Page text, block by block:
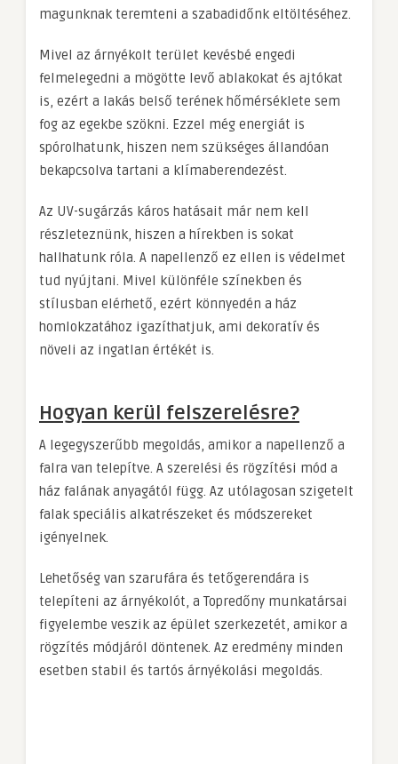
magunknak teremteni a szabadidőnk eltöltéséhez.
Mivel az árnyékolt terület kevésbé engedi
felmelegedni a mögötte levő ablakokat és ajtókat
is, ezért a lakás belső terének hőmérséklete sem
fog az egekbe szökni. Ezzel még energiát is
spórolhatunk, hiszen nem szükséges állandóan
bekapcsolva tartani a klímaberendezést.
Az UV-sugárzás káros hatásait már nem kell
részleteznünk, hiszen a hírekben is sokat
hallhatunk róla. A napellenző ez ellen is védelmet
tud nyújtani. Mivel különféle színekben és
stílusban elérhető, ezért könnyedén a ház
homlokzatához igazíthatjuk, ami dekoratív és
növeli az ingatlan értékét is.
Hogyan kerül felszerelésre?
A legegyszerűbb megoldás, amikor a napellenző a
falra van telepítve. A szerelési és rögzítési mód a
ház falának anyagától függ. Az utólagosan szigetelt
falak speciális alkatrészeket és módszereket
igényelnek.
Lehetőség van szarufára és tetőgerendára is
telepíteni az árnyékolót, a Topredőny munkatársai
figyelembe veszik az épület szerkezetét, amikor a
rögzítés módjáról döntenek. Az eredmény minden
esetben stabil és tartós árnyékolási megoldás.